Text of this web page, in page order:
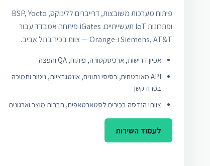
פיתוח מערכות משובצות, דרייברים ללינוקס, BSP, Yocto
ופתרונות IoT תעשייתיים. iGates פיתחה אמבדד עבור
Siemens, AT&T ו-Orange — צוות בכיר בתל אביב.
אפיון דרישות, ארכיטקטורה, פיתוח, QA והפצה
API מאובטחים, בסיסי נתונים, אינטגרציות, ניטור ותמיכה
בפרודקשן
צוותי הנדסה בכירים לסטארטאפים, חברות מוצר וארגונים
לעמוד השירות